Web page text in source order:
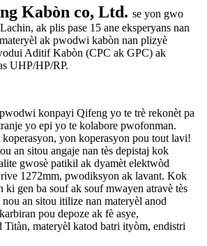
Kabòn co, Ltd. se yon gwo
ak plis pase 15 ane eksperyans nan
ak pwodwi kabòn nan plizyè
Aditif Kabòn (CPC ak GPC) ak
UHP/HP/RP.
konpayi Qifeng yo te trè rekonèt pa
yo epi yo te kolabore pwofonman.
yon koperasyon pou tout lavi!
an sitou angaje nan tès depistaj kok
gwosè patikil ak dyamèt elektwòd
1272mm, pwodiksyon ak lavant. Kok
ki gen ba souf ak souf mwayen atravè tès
an sitou itilize nan materyèl anod
pou depoze ak fè asye,
materyèl katod batri ityòm, endistri